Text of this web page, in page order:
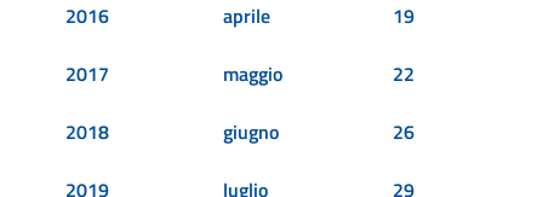
2016
2017
2018
2019
aprile
maggio
giugno
luglio
19
22
26
29